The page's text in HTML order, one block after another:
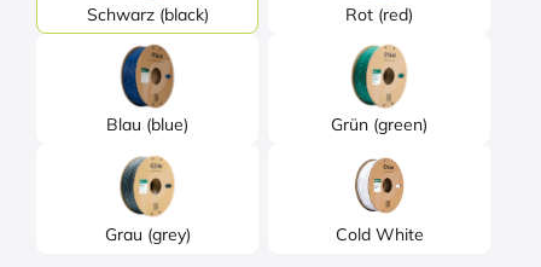
Schwarz (black) Rot (red)
Blau (blue) Grün (green)
Grau (grey) Cold White